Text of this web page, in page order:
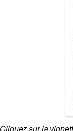
Cliquez sur la